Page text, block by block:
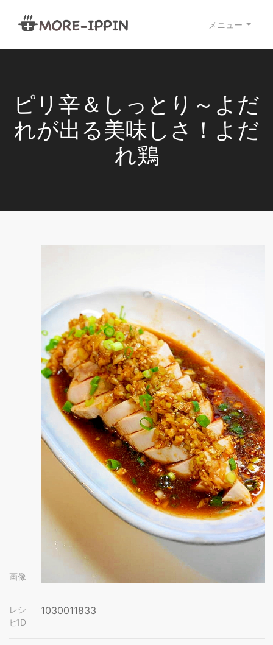
メニュー
ピリ辛＆しっとり～よだ
れが出る美味しさ！よだ
れ鶏
画像
レシ
ピID
1030011833